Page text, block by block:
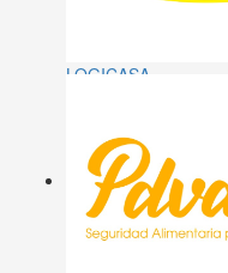
LOGICASA